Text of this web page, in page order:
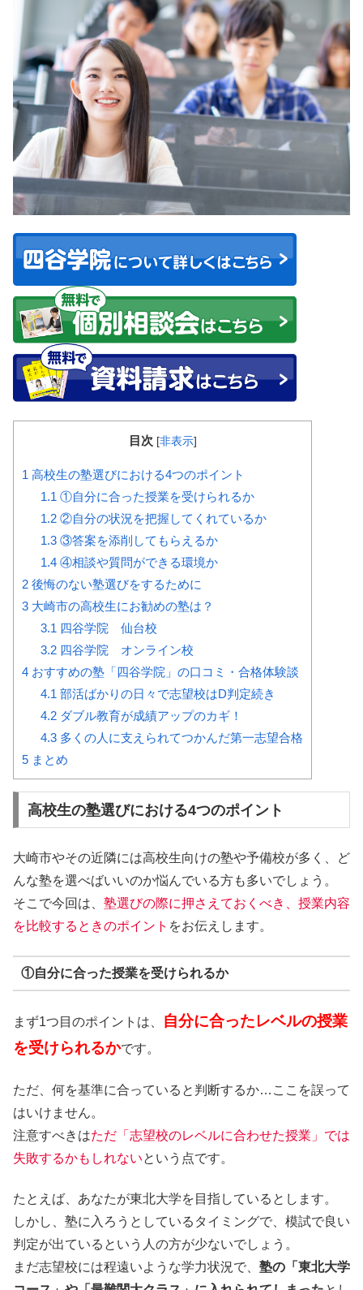
目次 [非表示]
1 高校生の塾選びにおける4つのポイント
1.1 ①自分に合った授業を受けられるか
1.2②自分の状況を把握してくれているか
1.3③答案を添削してもらえるか
1.4④相談や質問ができる環境か
2 後悔のない塾選びをするために
3 大崎市の高校生にお勧めの塾は？
3.1 四谷学院 仙台校
3.2四谷学院 オンライン校
4 おすすめの塾「四谷学院」の口コミ・合格体験談
4.1 部活ばかりの日々で志望校はD判定続き
4.2ダブル教育が成績アップのカギ！
4.3多くの人に支えられてつかんだ第一志望合格
5 まとめ
高校生の塾選びにおける4つのポイント
大崎市やその近隣には高校生向けの塾や予備校が多く、ど
んな塾を選べばいいのか悩んでいる方も多いでしょう。
そこで今回は、 塾選びの際に押さえておくべき、授業内容
を比較するときのポイント をお伝えします。
①自分に合った授業を受けられるか
まず1つ目のポイントは、
自分に合ったレベルの授業
を受けられるかです。
ただ、何を基準に合っていると判断するか…ここを誤って
はいけません。
注意すべきはただ「志望校のレベルに合わせた授業」では
失敗するかもしれないという点です。
たとえば、あなたが東北大学を目指しているとします。
しかし、塾に入ろうとしているタイミングで、模試で良い
判定が出ているという人の方が少ないでしょう。
まだ志望校には程遠いような学力状況で、 塾の「東北大学